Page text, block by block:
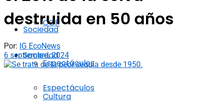
Sociedad
Espectáculos
Cultura
COP
Sociedad
Espectáculos
destruida en 50 años
Por: IG EcoNews
6 septiembre, 2024